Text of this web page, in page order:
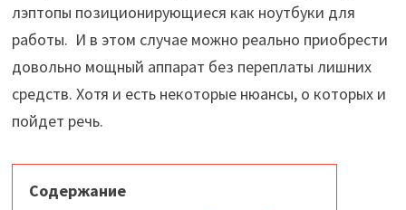
лэптопы позиционирующиеся как ноутбуки для
работы. И в этом случае можно реально приобрести
довольно мощный аппарат без переплаты лишних
средств. Хотя и есть некоторые нюансы, о которых и
пойдет речь.
Содержание